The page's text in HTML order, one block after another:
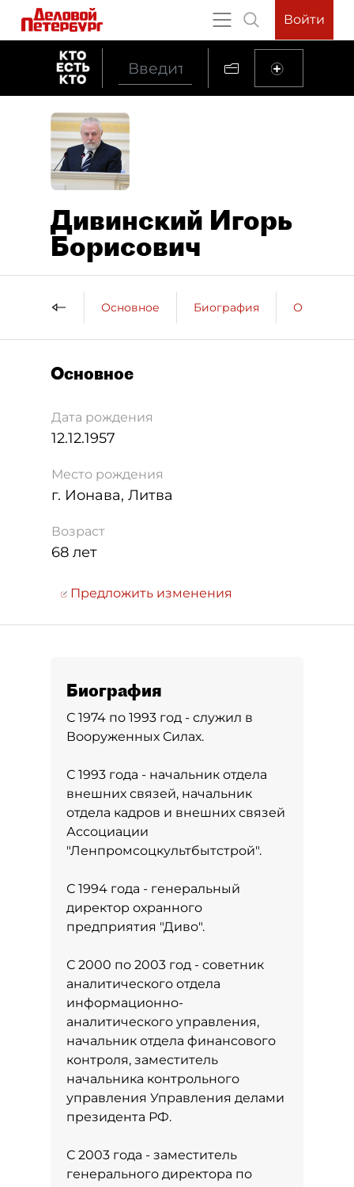
Войти
Дивинский Игорь
Борисович
Основное Биография
Основное
Дата рождения
12.12.1957
Место рождения
г. Ионава, Литва
Возраст
68 лет
Предложить изменения
Биография
С 1974 по 1993 год - служил в
Вооруженных Силах.
С 1993 года - начальник отдела
внешних связей, начальник
отдела кадров и внешних связей
Ассоциации
"Ленпромсоцкультбытстрой".
С 1994 года - генеральный
директор охранного
предприятия "Диво".
С 2000 по 2003 год - советник
аналитического отдела
информационно-
аналитического управления,
начальник отдела финансового
контроля, заместитель
начальника контрольного
управления Управления делами
президента РФ.
С 2003 года - заместитель
генерального директора по